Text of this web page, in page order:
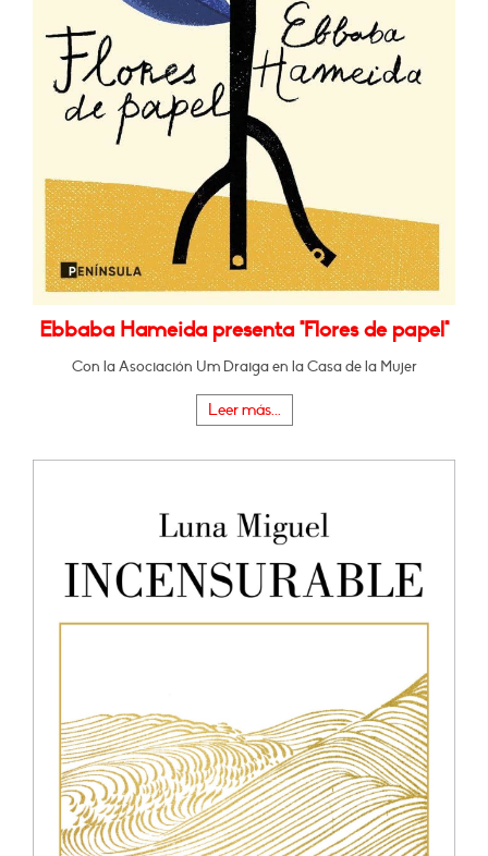
Ebbaba Hameida presenta "Flores de papel"
Con la Asociación Um Draiga en la Casa de la Mujer
Leer más...